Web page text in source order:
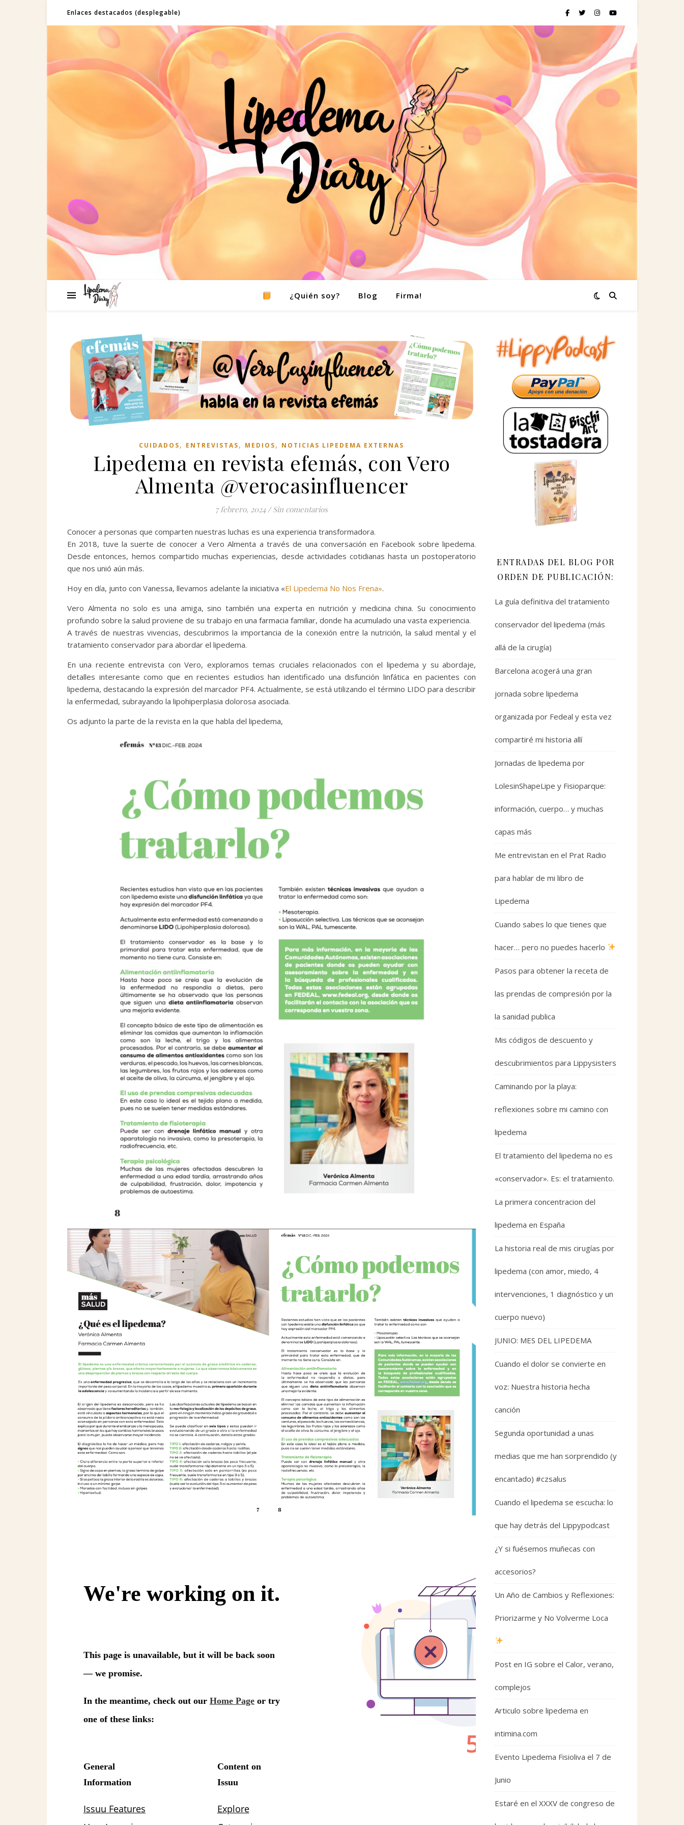
Enlaces destacados (desplegable)
¿Quién soy? Blog Firma!
CUIDADOS, ENTREVISTAS, MEDIOS, NOTICIAS LIPEDEMA EXTERNAS
Lipedema en revista efemás, con Vero
Almenta @verocasinfluencer
7 febrero, 2024 / Sin comentarios
Conocer a personas que comparten nuestras luchas es una experiencia transformadora.
En 2018, tuve la suerte de conocer a Vero Almenta a través de una conversación en Facebook sobre lipedema.
Desde entonces, hemos compartido muchas experiencias, desde actividades cotidianas hasta un postoperatorio
que nos unió aún más.
Hoy en día, junto con Vanessa, llevamos adelante la iniciativa «El Lipedema No Nos Frena».
Vero Almenta no solo es una amiga, sino también una experta en nutrición y medicina china. Su conocimiento
profundo sobre la salud proviene de su trabajo en una farmacia familiar, donde ha acumulado una vasta experiencia.
A través de nuestras vivencias, descubrimos la importancia de la conexión entre la nutrición, la salud mental y el
tratamiento conservador para abordar el lipedema.
En una reciente entrevista con Vero, exploramos temas cruciales relacionados con el lipedema y su abordaje,
detalles interesante como que en recientes estudios han identificado una disfunción linfática en pacientes con
lipedema, destacando la expresión del marcador PF4. Actualmente, se está utilizando el término LIDO para describir
la enfermedad, subrayando la lipohiperplasia dolorosa asociada.
Os adjunto la parte de la revista en la que habla del lipedema,
ENTRADAS DEL BLOG POR
ORDEN DE PUBLICACIÓN:
La guía definitiva del tratamiento
conservador del lipedema (más
allá de la cirugía)
Barcelona acogerá una gran
jornada sobre lipedema
organizada por Fedeal y esta vez
compartiré mi historia allí
Jornadas de lipedema por
LolesinShapeLipe y Fisioparque:
información, cuerpo… y muchas
capas más
Me entrevistan en el Prat Radio
para hablar de mi libro de
Lipedema
Cuando sabes lo que tienes que
hacer… pero no puedes hacerlo
Pasos para obtener la receta de
las prendas de compresión por la
la sanidad publica
Mis códigos de descuento y
descubrimientos para Lippysisters
Caminando por la playa:
reflexiones sobre mi camino con
lipedema
El tratamiento del lipedema no es
«conservador». Es: el tratamiento.
La primera concentracion del
lipedema en España
La historia real de mis cirugías por
lipedema (con amor, miedo, 4
intervenciones, 1 diagnóstico y un
cuerpo nuevo)
JUNIO: MES DEL LIPEDEMA
Cuando el dolor se convierte en
voz: Nuestra historia hecha
canción
Segunda oportunidad a unas
medias que me han sorprendido (y
encantado) #czsalus
Cuando el lipedema se escucha: lo
que hay detrás del Lippypodcast
¿Y si fuésemos muñecas con
accesorios?
Un Año de Cambios y Reflexiones:
Priorizarme y No Volverme Loca
Post en IG sobre el Calor, verano,
complejos
Articulo sobre lipedema en
intimina.com
Evento Lipedema Fisioliva el 7 de
Junio
Estaré en el XXXV de congreso de